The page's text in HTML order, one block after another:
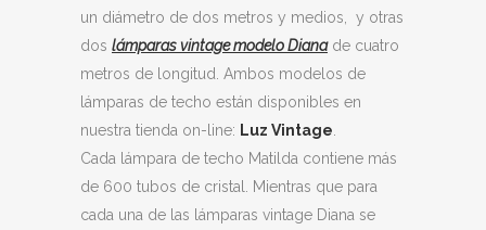
un diámetro de dos metros y medios, y otras
dos lámparas vintage modelo Dianade cuatro
metros de longitud. Ambos modelos de
lámparas de techo están disponibles en
nuestra tienda on-line: Luz Vintage.
Cada lámpara de techo Matilda contiene más
de 600 tubos de cristal. Mientras que para
cada una de las lámparas vintage Diana se